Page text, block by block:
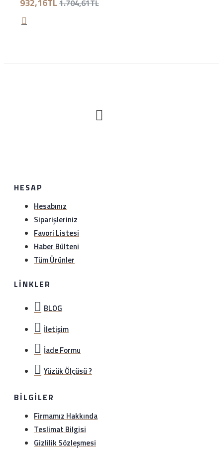
Nasıl iade edeceğim?
932,16TL 1.704,61TL
HESAP
Hesabınız
Siparişleriniz
Favori Listesi
Haber Bülteni
Tüm Ürünler
LINKLER
BLOG
İletişim
İade Formu
Yüzük Ölçüsü ?
BILGILER
Firmamız Hakkında
Teslimat Bilgisi
Gizlilik Sözleşmesi